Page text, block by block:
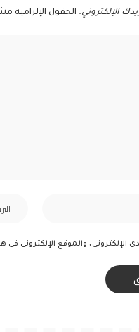
الإلكتروني. الحقول الإلزامية
الإلكتروني، والموقع الإلكتروني